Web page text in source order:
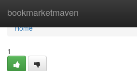
bookmarketmaven
Home
Home
1